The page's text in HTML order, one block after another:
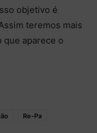
objetivo é
teremos mais
que aparece o
Re-Pa